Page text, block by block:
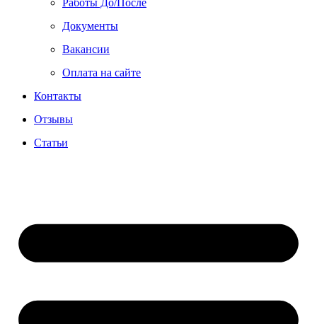
Работы До/После
Документы
Вакансии
Оплата на сайте
Контакты
Отзывы
Статьи